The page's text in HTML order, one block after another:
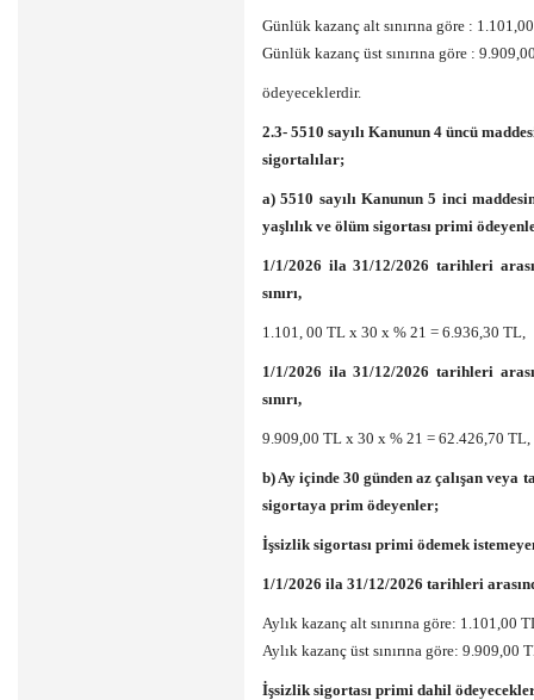
Günlük kazanç alt sınırına göre :
Günlük kazanç üst sınırına göre :
ödeyeceklerdir.
2.3- 5510 sayılı Kanunun 4 üncü
sigortalılar;
a) 5510 sayılı Kanunun 5 inci
yaşlılık ve ölüm sigortası primi
1/1/2026 ila 31/12/2026 tarihleri
sınırı,
1.101, 00 TL x 30 x % 21 = 6.936,30 TL,
1/1/2026 ila 31/12/2026 tarihleri
sınırı,
9.909,00 TL x 30 x % 21 = 62.426,70 TL,
b) Ay içinde 30 günden az çalışan veya
sigortaya prim ödeyenler;
İşsizlik sigortası primi ödemek
1/1/2026 ila 31/12/2026 tarihleri
Aylık kazanç alt sınırına göre: 1.101,00
Aylık kazanç üst sınırına göre:
İşsizlik sigortası primi dahil